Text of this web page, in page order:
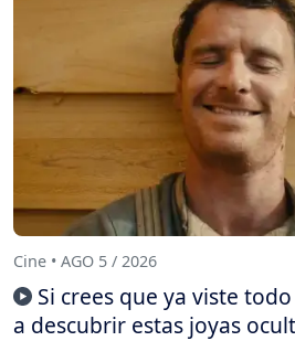
Cine • AGO 5 / 2026
Si crees que ya viste
a descubrir estas joyas